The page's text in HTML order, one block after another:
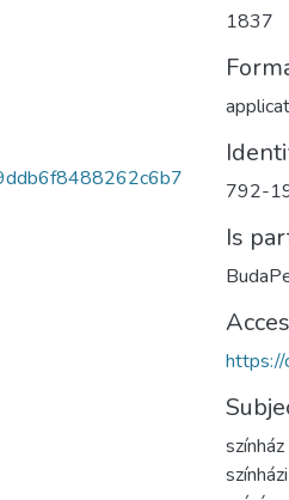
1837
792-
Is
https://
színház